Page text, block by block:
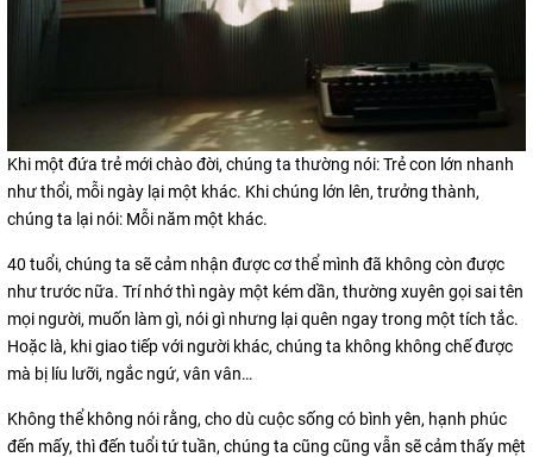
Khi một đứa trẻ mới chào đời, chúng ta thường nói: Trẻ con lớn nhanh
như thổi, mỗi ngày lại một khác. Khi chúng lớn lên, trưởng thành,
chúng ta lại nói: Mỗi năm một khác.
40 tuổi, chúng ta sẽ cảm nhận được cơ thể mình đã không còn được
như trước nữa. Trí nhớ thì ngày một kém dần, thường xuyên gọi sai tên
mọi người, muốn làm gì, nói gì nhưng lại quên ngay trong một tích tắc.
Hoặc là, khi giao tiếp với người khác, chúng ta không không chế được
mà bị líu lưỡi, ngắc ngứ, vân vân…
Không thể không nói rằng, cho dù cuộc sống có bình yên, hạnh phúc
đến mấy, thì đến tuổi tứ tuần, chúng ta cũng cũng vẫn sẽ cảm thấy mệt